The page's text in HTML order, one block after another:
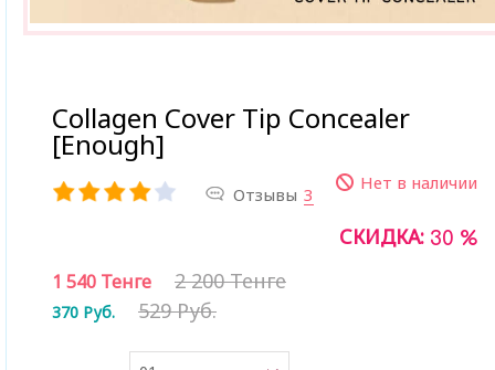
Collagen Cover Tip Concealer
[Enough]
Отзывы 3
Нет в наличии
СКИДКА: 30 %
1 540 Тенге 2 200 Тенге
370 Руб. 529 Руб.